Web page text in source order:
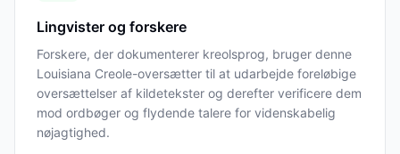
Lingvister og forskere
Forskere, der dokumenterer kreolsprog, bruger denne
Louisiana Creole-oversætter til at udarbejde foreløbige
oversættelser af kildetekster og derefter verificere dem
mod ordbøger og flydende talere for videnskabelig
nøjagtighed.